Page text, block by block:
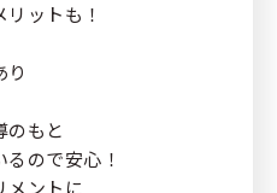
ットも！
もと
ので安心！
メントに